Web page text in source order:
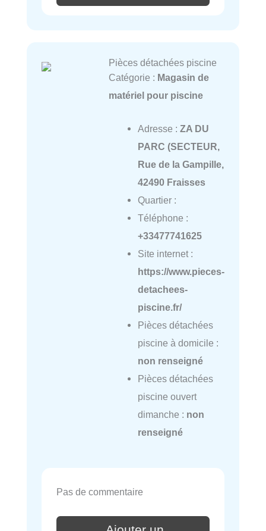
Pièces détachées piscine
Catégorie : Magasin de
matériel pour piscine
Adresse : ZA DU
PARC (SECTEUR,
Rue de la Gampille,
42490 Fraisses
Quartier :
Téléphone :
+33477741625
Site internet :
https://www.pieces-
detachees-
piscine.fr/
Pièces détachées
piscine à domicile :
non renseigné
Pièces détachées
piscine ouvert
dimanche : non
renseigné
Pas de commentaire